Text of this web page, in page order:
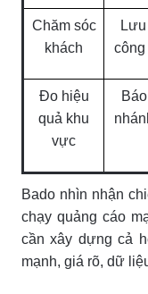
Chăm sóc
khách
công
Đo hiệu
quả khu
vực
Bado nhìn nhận
chạy quảng cáo
cần xây dựng cả
mạnh, giá rõ, dữ